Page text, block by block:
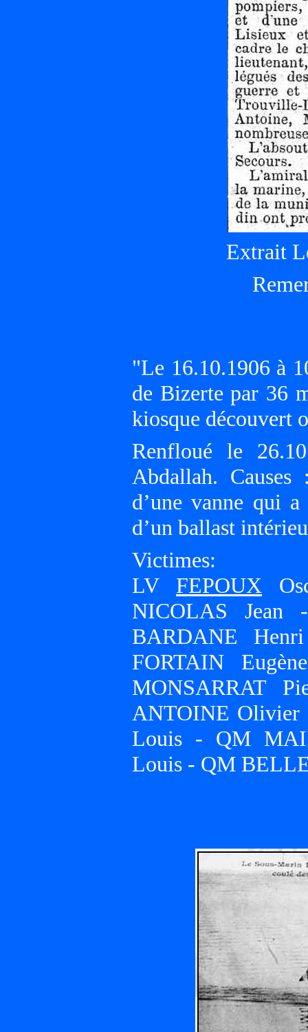
Extrait
"Le 16.10.1906 à
de Bizerte par 36
kiosque découvert
Renfloué le
Abdallah.
d’une vanne qui a
d’un ballast
Victimes:
LV FEPOUX
NICOLAS Jean
BARDANE
FORTAIN
MONSARRAT
ANTOINE
Louis - QM
Louis - QM